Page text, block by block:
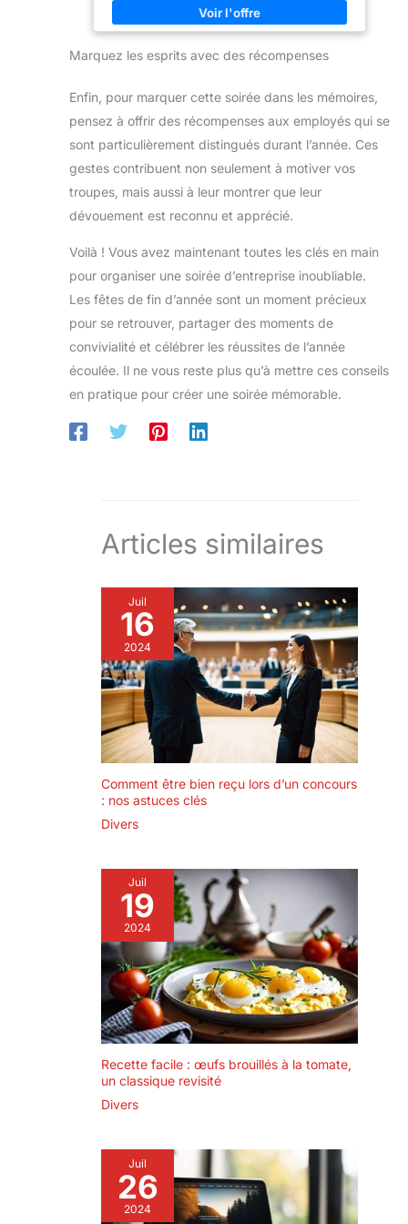
peut facilement accrocher
le stylo sur les valises, les
poches, les livres, les
cadeau idéal pour les
cadeau créatif spécial
pour les employés, les
collègues, les amis ou la
famille
Parfaits comme cadeau d'adieu, de remerciement, de
tombola ou d'hôtesse pour les grandes occasions
livrés dans un emballage pratique, ce qui en fait un
Marquez les esprits avec des récompenses
Enfin, pour marquer cette soirée dans les mémoires,
pensez à offrir des récompenses aux employés qui se
sont particulièrement distingués durant l’année. Ces
gestes contribuent non seulement à motiver vos
troupes, mais aussi à leur montrer que leur
dévouement est reconnu et apprécié.
Voilà ! Vous avez maintenant toutes les clés en main
pour organiser une soirée d’entreprise inoubliable.
Les fêtes de fin d’année sont un moment précieux
pour se retrouver, partager des moments de
convivialité et célébrer les réussites de l’année
écoulée. Il ne vous reste plus qu’à mettre ces conseils
en pratique pour créer une soirée mémorable.
Articles similaires
Juil
16
2024
Comment être bien reçu lors d’un concours
: nos astuces clés
Divers
Juil
19
2024
Recette facile : œufs brouillés à la tomate,
un classique revisité
Divers
Juil
26
2024